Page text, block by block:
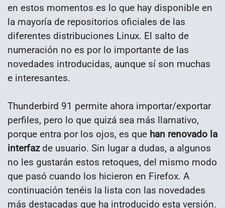
en estos momentos es lo que hay disponible en
la mayoría de repositorios oficiales de las
diferentes distribuciones Linux. El salto de
numeración no es por lo importante de las
novedades introducidas, aunque sí son muchas
e interesantes.
Thunderbird 91 permite ahora importar/exportar
perfiles, pero lo que quizá sea más llamativo,
porque entra por los ojos, es que han renovado la
interfazde usuario. Sin lugar a dudas, a algunos
no les gustarán estos retoques, del mismo modo
que pasó cuando los hicieron en Firefox. A
continuación tenéis la lista con las novedades
más destacadas que ha introducido esta versión.